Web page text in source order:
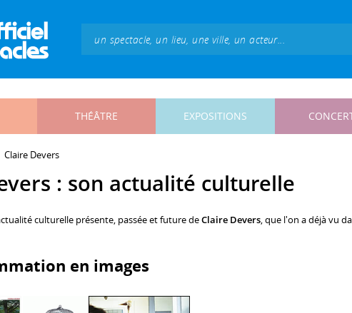
THÉÂTRE EXPOSITIONS
Claire Devers
: son actualité culturelle
culturelle présente, passée et future deClaire Devers, que l'on a déjà vu
en images